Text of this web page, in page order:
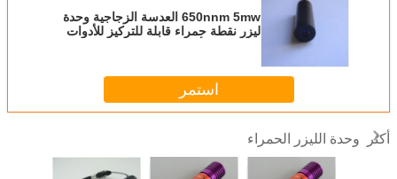
650nnm 5mw العدسة الزجاجية وحدة
ليزر نقطة حمراء قابلة للتركيز للأدوات
استمر
أكثر وحدة الليزر الحمراء